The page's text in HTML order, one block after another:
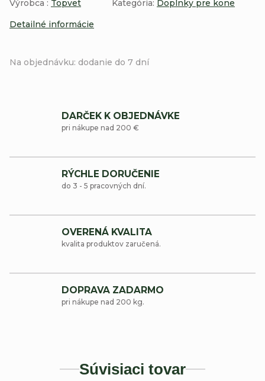
Na objednávku: dodanie do 7 dní
Výrobca : Topvet Kategória: Doplnky pre kone
Detailné informácie
DARČEK K OBJEDNÁVKE
pri nákupe nad 200 €
RÝCHLE DORUČENIE
do 3 - 5 pracovných dní.
OVERENÁ KVALITA
kvalita produktov zaručená.
DOPRAVA ZADARMO
pri nákupe nad 200 kg.
Súvisiaci tovar